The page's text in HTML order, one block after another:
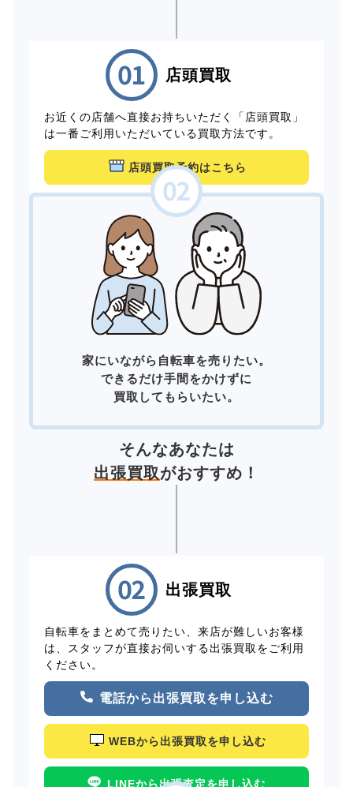
店頭買取
お近くの店舗へ直接お持ちいただく「店頭買取」
は一番ご利用いただいている買取方法です。
店頭買取予約はこちら
家にいながら自転車を売りたい。
できるだけ手間をかけずに
買取してもらいたい。
そんなあなたは
出張買取がおすすめ！
出張買取
自転車をまとめて売りたい、来店が難しいお客様
は、スタッフが直接お伺いする出張買取をご利用
ください。
電話から出張買取を申し込む
WEBから出張買取を申し込む
LINEから出張査定を申し込む